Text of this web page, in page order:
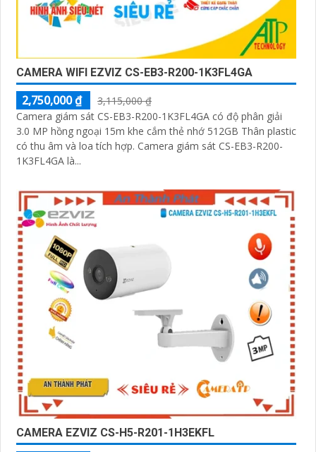
CAMERA WIFI EZVIZ CS-EB3-R200-1K3FL4GA
2,750,000 ₫
3,115,000 ₫
Camera giám sát CS-EB3-R200-1K3FL4GA có độ phân giải
3.0 MP hồng ngoại 15m khe cắm thẻ nhớ 512GB Thân plastic
có thu âm và loa tích hợp. Camera giám sát CS-EB3-R200-
1K3FL4GA là...
CAMERA EZVIZ CS-H5-R201-1H3EKFL